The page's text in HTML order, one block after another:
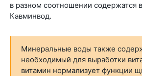
в разном соотношении содержатся
Кавминвод.
Минеральные воды также
необходимый для выработки
витамин нормализует функции